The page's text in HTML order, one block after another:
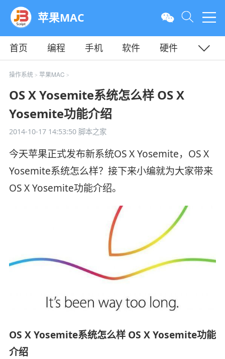
苹果MAC
首页 编程 手机 软件
硬件
教程
平面
操作系统> 苹果MAC >
OS X Yosemite系统怎么样 OS X
Yosemite功能介绍
2014-10-17 14:53:50脚本之家
今天苹果正式发布新系统OS X Yosemite，OS X
Yosemite系统怎么样？接下来小编就为大家带来
OS X Yosemite功能介绍。
OS X Yosemite系统怎么样 OS X Yosemite功能
介绍